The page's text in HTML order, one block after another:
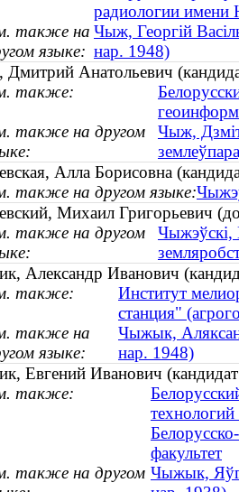
радиологии имени
также на
языке:
Чыж, Георгій
нар. 1948)
Анатольевич
также:
также на другом
Чыж,
Алла Борисовна
также на другом языке:
Михаил Григорьевич
также на другом
Чыжэўскі,
Александр Иванович
также:
Институт
станция"
также на
языке:
Чыжык,
нар. 1948)
Евгений Иванович
также:
факультет
также на другом Чыжык,